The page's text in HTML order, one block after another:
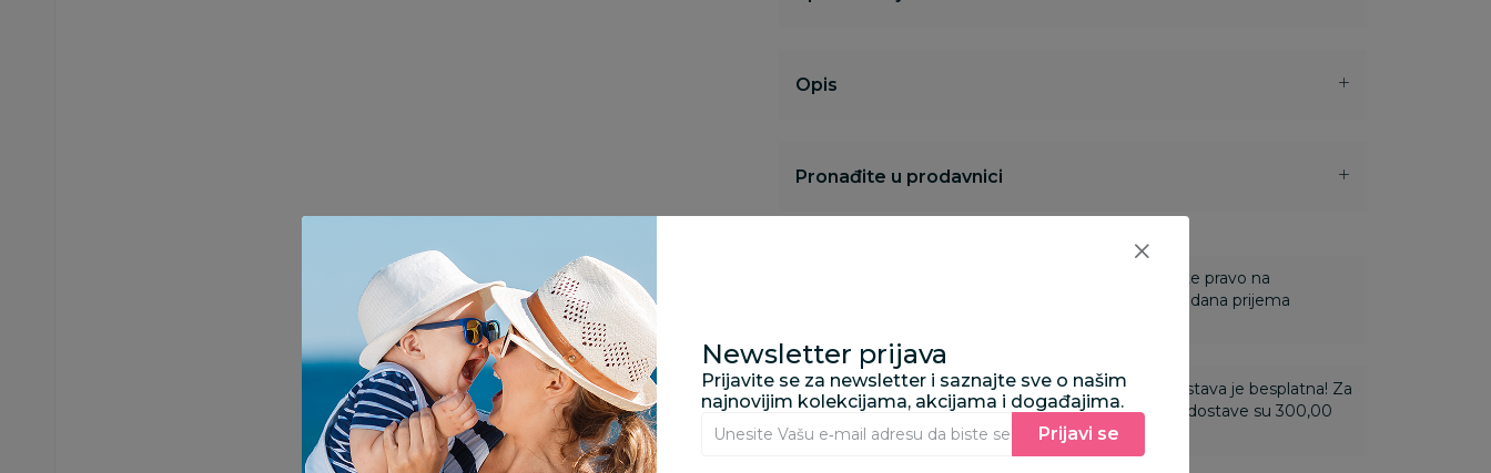
Opis
Pronađite u prodavnici
Kupovina bez rizika: Za online porudžbine imate pravo na
odustajanje od kupovine u roku od 14 dana od dana prijema
Za porudžbine vrednosti 3.500,00 rsd i više dostava je besplatna! Za
porudžbine vrednosti do 3.499,99 rsd troškovi dostave su 300,00
rsd.
Newsletter prijava
Prijavite se za newsletter i saznajte sve o našim
najnovijim kolekcijama, akcijama i događajima.
Unesite Vašu e‑mail adresu da biste se prijavili na newsletter.
Prijavi se